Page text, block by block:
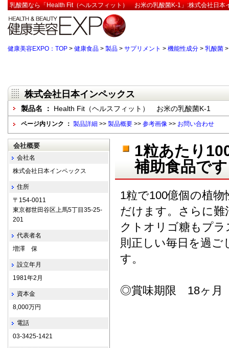
乳酸菌なら「Health Fit（ヘルスフィット） お米の乳酸菌K-1」:株式会社日本
健康美容EXPO：TOP > 健康食品 > 製品 > サプリメント > 機能性成分 > 乳酸菌
株式会社日本インペックス
製品名 ： Health Fit（ヘルスフィット） お米の乳酸菌K-1
ページ内リンク ： 製品詳細 >> 製品概要 >> 参考画像 >> お問い合わせ
1粒あたり
補助食品で
1粒で100億個の植
だけます。さらに
クトオリゴ糖もプ
則正しい毎日を過
す。
◎賞味期限 18ヶ月
会社概要
会社名
株式会社日本インペックス
住所
〒154-0011
東京都世田谷区上馬5丁目35-25-
201
代表者名
増澤 保
設立年月
1981年2月
資本金
8,000万円
電話
03-3425-1421